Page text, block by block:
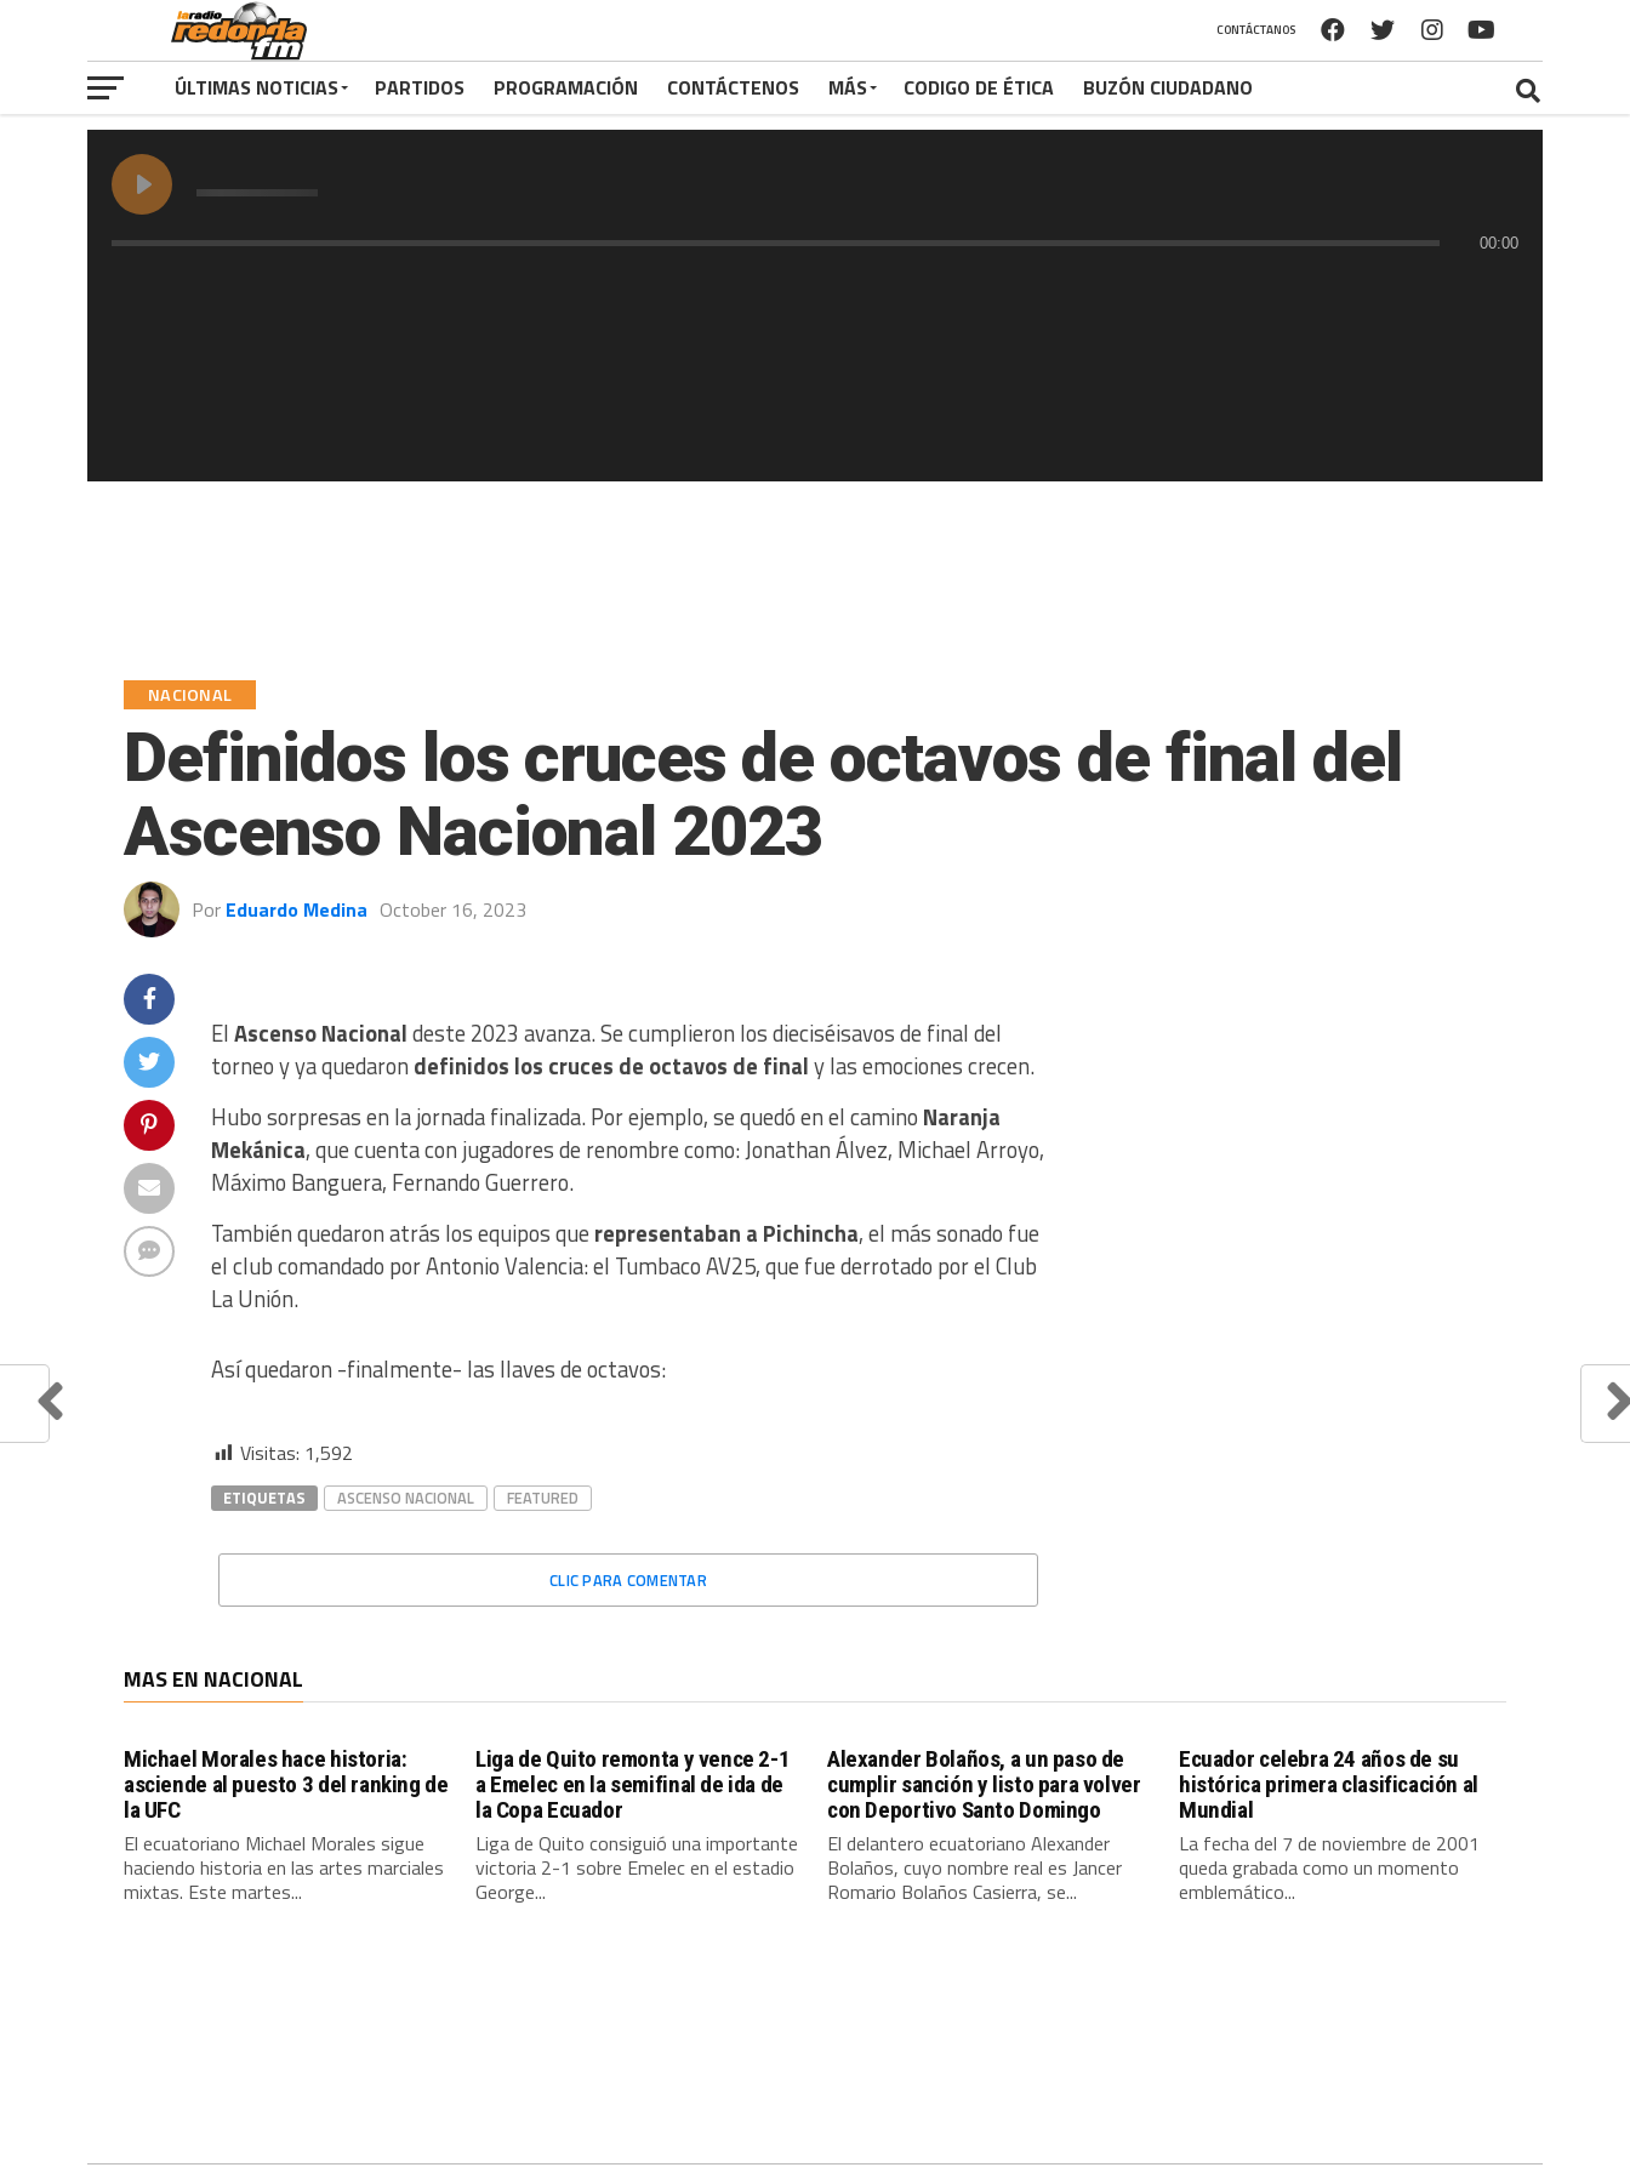
00:00
CONTÁCTANOS
ÚLTIMAS NOTICIAS PARTIDOS PROGRAMACIÓN CONTÁCTENOS MÁS CODIGO DE ÉTICA BUZÓN CIUDADANO
NACIONAL
Definidos los cruces de octavos de final del
Ascenso Nacional 2023
Por Eduardo Medina October 16, 2023
ElAscenso Nacionaldeste 2023 avanza. Se cumplieron los dieciséisavos de final del
torneo y ya quedaron definidos los cruces de octavos de finaly las emociones crecen.
Hubo sorpresas en la jornada finalizada. Por ejemplo, se quedó en el camino Naranja
Mekánica, que cuenta con jugadores de renombre como: Jonathan Álvez, Michael Arroyo,
Máximo Banguera, Fernando Guerrero.
También quedaron atrás los equipos que representaban a Pichincha, el más sonado fue
el club comandado por Antonio Valencia: el Tumbaco AV25, que fue derrotado por el Club
La Unión.
Así quedaron -finalmente- las llaves de octavos:
Visitas: 1,592
ETIQUETAS ASCENSO NACIONAL FEATURED
CLIC PARA COMENTAR
MAS EN NACIONAL
Michael Morales hace historia:
asciende al puesto 3 del ranking de
la UFC
El ecuatoriano Michael Morales sigue
haciendo historia en las artes marciales
mixtas. Este martes...
Liga de Quito remonta y vence 2-1
a Emelec en la semifinal de ida de
la Copa Ecuador
Liga de Quito consiguió una importante
victoria 2-1 sobre Emelec en el estadio
George...
Alexander Bolaños, a un paso de
cumplir sanción y listo para volver
con Deportivo Santo Domingo
El delantero ecuatoriano Alexander
Bolaños, cuyo nombre real es Jancer
Romario Bolaños Casierra, se...
Ecuador celebra 24 años de su
histórica primera clasificación al
Mundial
La fecha del 7 de noviembre de 2001
queda grabada como un momento
emblemático...